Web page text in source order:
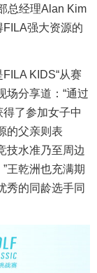
总经理Alan Kim
强大资源的
KIDS“从赛
场分享道：“通过
了参加女子中
的父亲则表
技水准乃至周边
王乾洲也充满期
秀的同龄选手同